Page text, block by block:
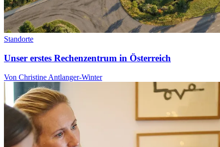
Standorte
Unser erstes Rechenzentrum in Österreich
Von Christine Antlanger-Winter